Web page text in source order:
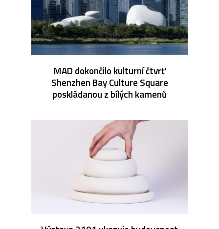
MAD dokončilo kulturní čtvrť
Shenzhen Bay Culture Square
poskládanou z bílých kamenů